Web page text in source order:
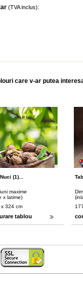
(TVA inclus):
care v-ar putea
(1)...
maxime
x latime)
324 cm
tablou